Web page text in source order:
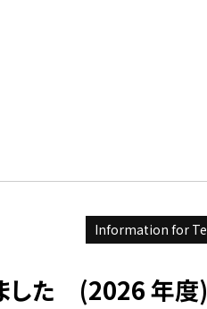
Information for
した (2026 年度)